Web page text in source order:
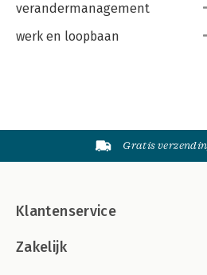
verandermanagement
werk en loopbaan
Gratis
Klantenservice
Zakelijk